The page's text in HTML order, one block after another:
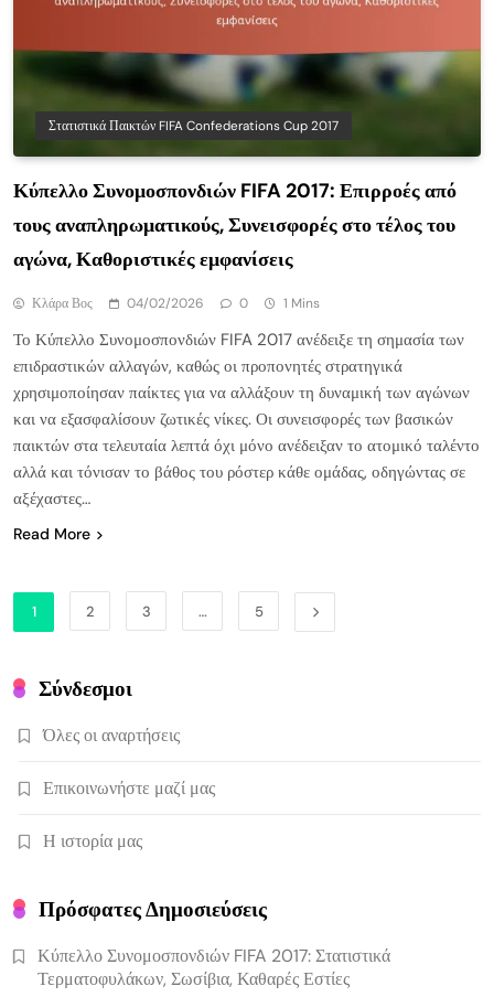
Στατιστικά Παικτών FIFA Confederations Cup 2017
Κύπελλο Συνομοσπονδιών FIFA 2017: Επιρροές από
τους αναπληρωματικούς, Συνεισφορές στο τέλος του
αγώνα, Καθοριστικές εμφανίσεις
Κλάρα Βος 04/02/2026 0 1 Mins
Το Κύπελλο Συνομοσπονδιών FIFA 2017 ανέδειξε τη σημασία των
επιδραστικών αλλαγών, καθώς οι προπονητές στρατηγικά
χρησιμοποίησαν παίκτες για να αλλάξουν τη δυναμική των αγώνων
και να εξασφαλίσουν ζωτικές νίκες. Οι συνεισφορές των βασικών
παικτών στα τελευταία λεπτά όχι μόνο ανέδειξαν το ατομικό ταλέντο
αλλά και τόνισαν το βάθος του ρόστερ κάθε ομάδας, οδηγώντας σε
αξέχαστες…
Read More
1 2 3 … 5
Σύνδεσμοι
Όλες οι αναρτήσεις
Επικοινωνήστε μαζί μας
Η ιστορία μας
Πρόσφατες Δημοσιεύσεις
Κύπελλο Συνομοσπονδιών FIFA 2017: Στατιστικά
Τερματοφυλάκων, Σωσίβια, Καθαρές Εστίες